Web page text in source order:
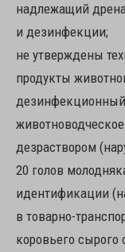
надлежащий
и дезинфекции;
не утверждены
продукты
дезинфекционный
дезраствором
20 голов
идентификации
в товарно-
коровьего сырого